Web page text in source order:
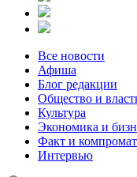
Все новости
Афиша
Блог редакции
Общество и
Культура
Экономика и
Факт и компромат
Интервью